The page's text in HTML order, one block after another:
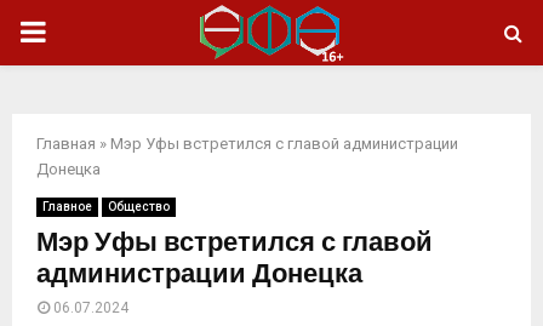
ОСНОВНОЕ
Главная » Мэр Уфы встретился с главой администрации
Донецка
Главное Общество
Мэр Уфы встретился с главой
администрации Донецка
06.07.2024